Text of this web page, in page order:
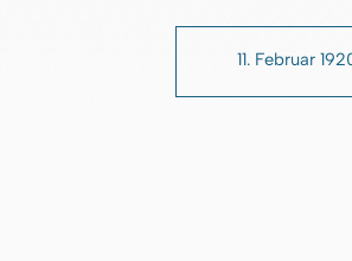
11. Februar